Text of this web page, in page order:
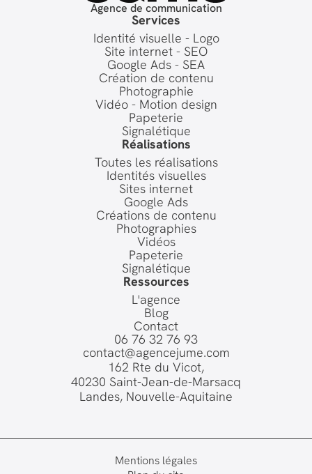
Agence de communication
Services
Identité visuelle - Logo
Site internet - SEO
Google Ads - SEA
Création de contenu
Photographie
Vidéo - Motion design
Papeterie
Signalétique
Réalisations
Toutes les réalisations
Identités visuelles
Sites internet
Google Ads
Créations de contenu
Photographies
Vidéos
Papeterie
Signalétique
Ressources
L'agence
Blog
Contact
06 76 32 76 93
contact@agencejume.com
162 Rte du Vicot,
40230 Saint-Jean-de-Marsacq
Landes, Nouvelle-Aquitaine
Mentions légales